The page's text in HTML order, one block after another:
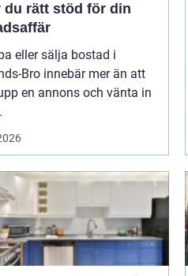
du rätt stöd för din
eller sälja bostad i
Bro innebär mer än att
en annons och vänta in